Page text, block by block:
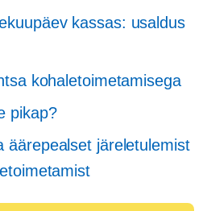
kassas: usaldus
kohaletoimetamisega
pikap?
äärepealset järeletulemist